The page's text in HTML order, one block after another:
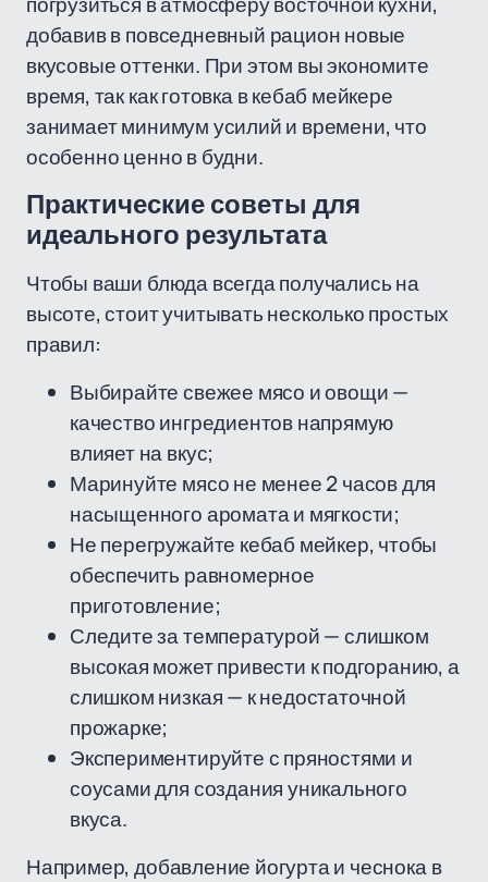
добавив в повседневный рацион новые
вкусовые оттенки. При этом вы экономите
время, так как готовка в кебаб мейкере
занимает минимум усилий и времени, что
особенно ценно в будни.
Практические советы для
идеального результата
Чтобы ваши блюда всегда получались на
высоте, стоит учитывать несколько простых
правил:
Выбирайте свежее мясо и овощи —
качество ингредиентов напрямую
влияет на вкус;
Маринуйте мясо не менее 2 часов для
насыщенного аромата и мягкости;
Не перегружайте кебаб мейкер, чтобы
обеспечить равномерное
приготовление;
Следите за температурой — слишком
высокая может привести к подгоранию, а
слишком низкая — к недостаточной
прожарке;
Экспериментируйте с пряностями и
соусами для создания уникального
вкуса.
Например, добавление йогурта и чеснока в